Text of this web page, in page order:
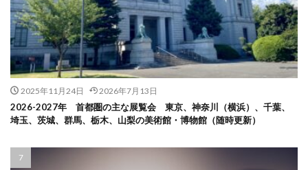
2025年11月24日 2026年7月13日
2026-2027年 首都圏の主な展覧会 東京、神奈川（横浜）、千葉、
埼玉、茨城、群馬、栃木、山梨の美術館・博物館（随時更新）